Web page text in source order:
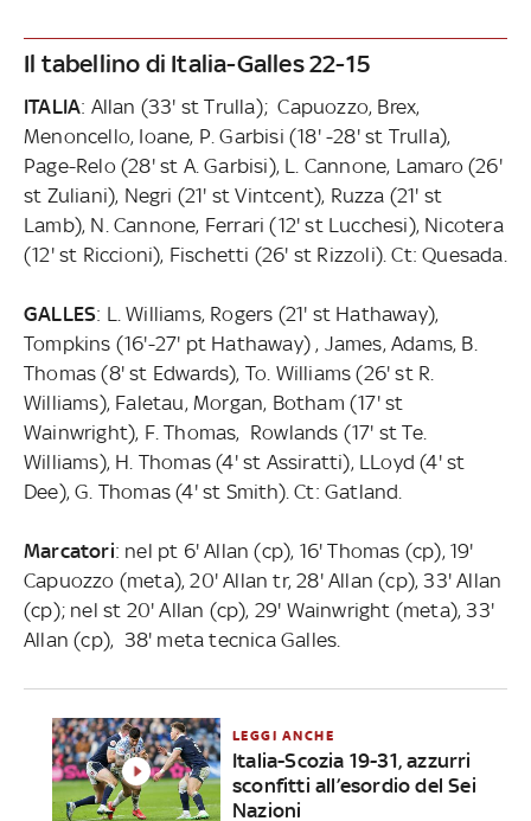
Il tabellino di Italia-Galles 22-15
ITALIA: Allan (33' st Trulla); Capuozzo, Brex,
Menoncello, Ioane, P. Garbisi (18' -28' st Trulla),
Page-Relo (28' st A. Garbisi), L. Cannone, Lamaro (26'
st Zuliani), Negri (21' st Vintcent), Ruzza (21' st
Lamb), N. Cannone, Ferrari (12' st Lucchesi), Nicotera
(12' st Riccioni), Fischetti (26' st Rizzoli). Ct: Quesada.
GALLES: L. Williams, Rogers (21' st Hathaway),
Tompkins (16'-27' pt Hathaway) , James, Adams, B.
Thomas (8' st Edwards), To. Williams (26' st R.
Williams), Faletau, Morgan, Botham (17' st
Wainwright), F. Thomas, Rowlands (17' st Te.
Williams), H. Thomas (4' st Assiratti), LLoyd (4' st
Dee), G. Thomas (4' st Smith). Ct: Gatland.
Marcatori: nel pt 6' Allan (cp), 16' Thomas (cp), 19'
Capuozzo (meta), 20' Allan tr, 28' Allan (cp), 33' Allan
(cp); nel st 20' Allan (cp), 29' Wainwright (meta), 33'
Allan (cp), 38' meta tecnica Galles.
LEGGI ANCHE
Italia-Scozia 19-31, azzurri
sconfitti all’esordio del Sei
Nazioni